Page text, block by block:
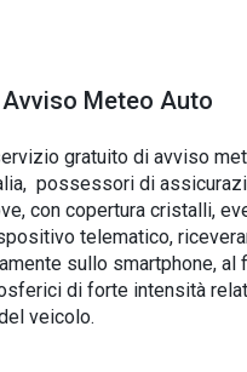
Meteo Auto
gratuito di avviso
possessori di
con copertura cristalli,
telematico,
sullo smartphone, al
di forte intensità
veicolo.